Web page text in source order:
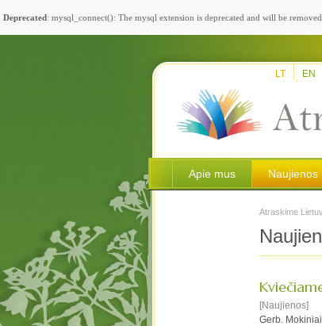
Deprecated: mysql_connect(): The mysql extension is deprecated and will be
LT EN
Apie mus Naujienos
Atraskime
[Naujienos]
Gerb.